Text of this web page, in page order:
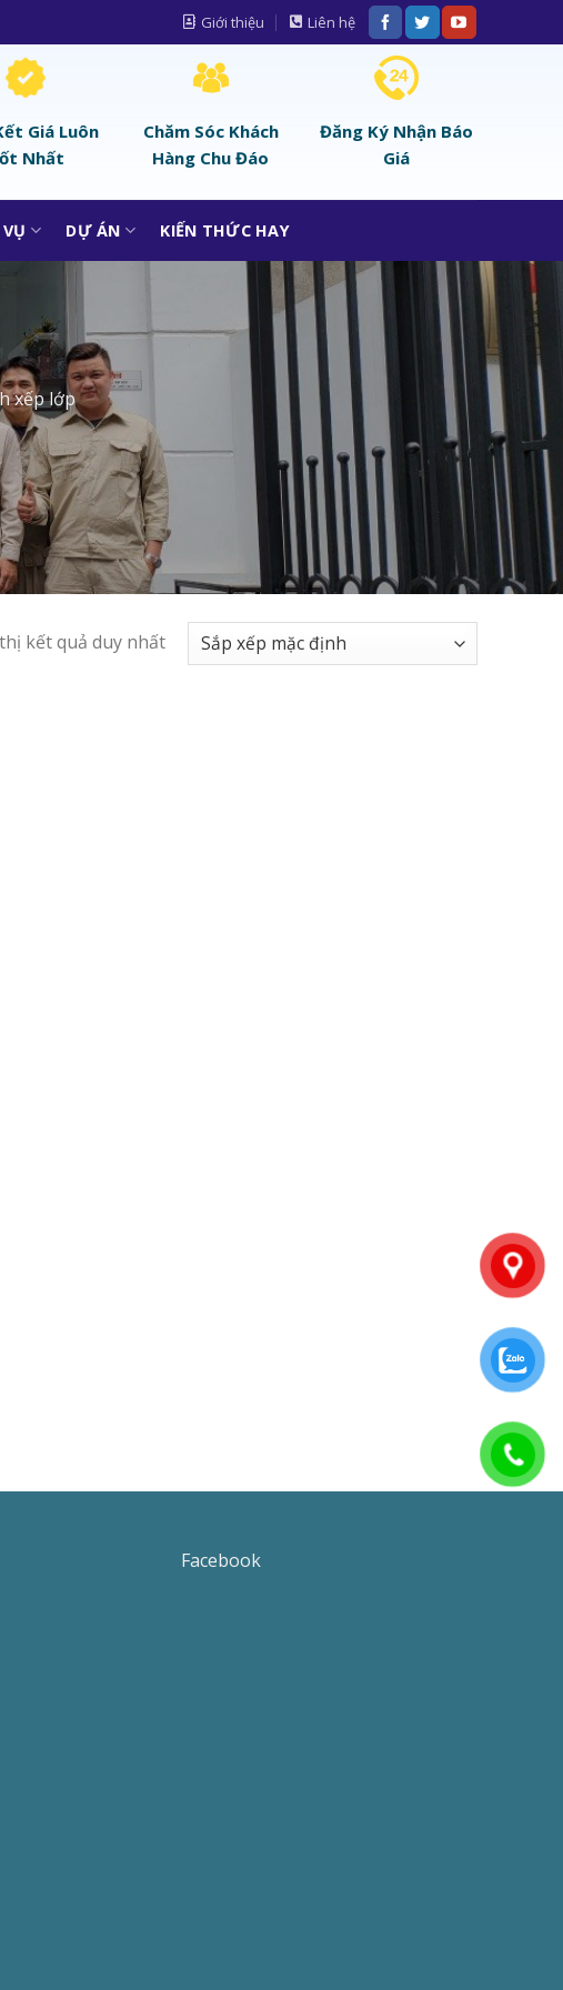
Giới thiệu Liên hệ
Giá Luôn
Nhất
Chăm Sóc Khách
Hàng Chu Đáo
Đăng Ký Nhận Báo
Giá
DỰ ÁN KIẾN THỨC HAY
xếp lớp
kết quả duy nhất
Facebook